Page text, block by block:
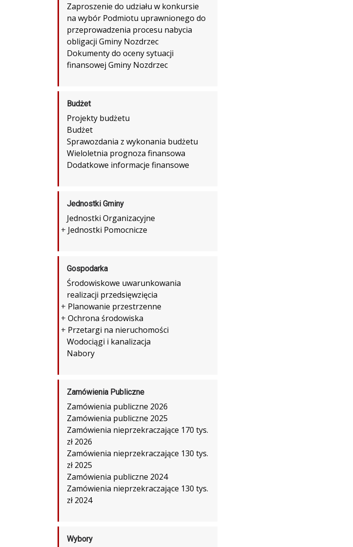
Zaproszenie do udziału w konkursie
na wybór Podmiotu uprawnionego do
przeprowadzenia procesu nabycia
obligacji Gminy Nozdrzec
Dokumenty do oceny sytuacji
finansowej Gminy Nozdrzec
Budżet
Projekty budżetu
Budżet
Sprawozdania z wykonania budżetu
Wieloletnia prognoza finansowa
Dodatkowe informacje finansowe
Jednostki Gminy
Jednostki Organizacyjne
+ Jednostki Pomocnicze
Gospodarka
Środowiskowe uwarunkowania
realizacji przedsięwzięcia
+ Planowanie przestrzenne
+ Ochrona środowiska
+ Przetargi na nieruchomości
Wodociągi i kanalizacja
Nabory
Zamówienia Publiczne
Zamówienia publiczne 2026
Zamówienia publiczne 2025
Zamówienia nieprzekraczające 170 tys.
zł 2026
Zamówienia nieprzekraczające 130 tys.
zł 2025
Zamówienia publiczne 2024
Zamówienia nieprzekraczające 130 tys.
zł 2024
Wybory